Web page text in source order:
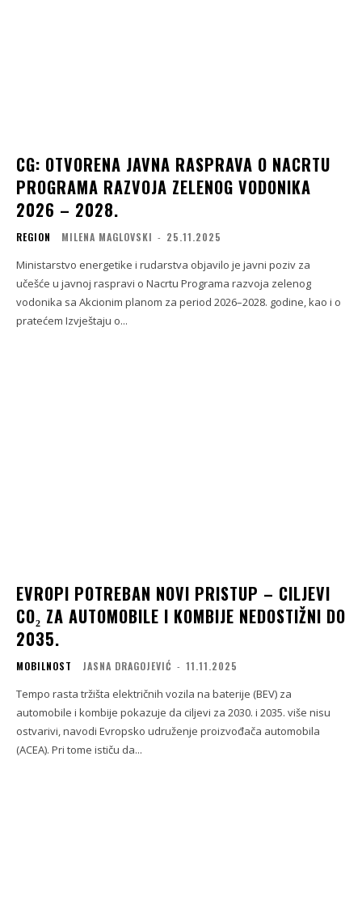
CG: OTVORENA JAVNA RASPRAVA O NACRTU
PROGRAMA RAZVOJA ZELENOG VODONIKA
2026 – 2028.
REGION MILENA MAGLOVSKI - 25.11.2025
Ministarstvo energetike i rudarstva objavilo je javni poziv za
učešće u javnoj raspravi o Nacrtu Programa razvoja zelenog
vodonika sa Akcionim planom za period 2026–2028. godine, kao i o
pratećem Izvještaju o...
EVROPI POTREBAN NOVI PRISTUP – CILJEVI
CO₂ ZA AUTOMOBILE I KOMBIJE NEDOSTIŽNI DO
2035.
MOBILNOST JASNA DRAGOJEVIĆ - 11.11.2025
Tempo rasta tržišta električnih vozila na baterije (BEV) za
automobile i kombije pokazuje da ciljevi za 2030. i 2035. više nisu
ostvarivi, navodi Evropsko udruženje proizvođača automobila
(ACEA). Pri tome ističu da...